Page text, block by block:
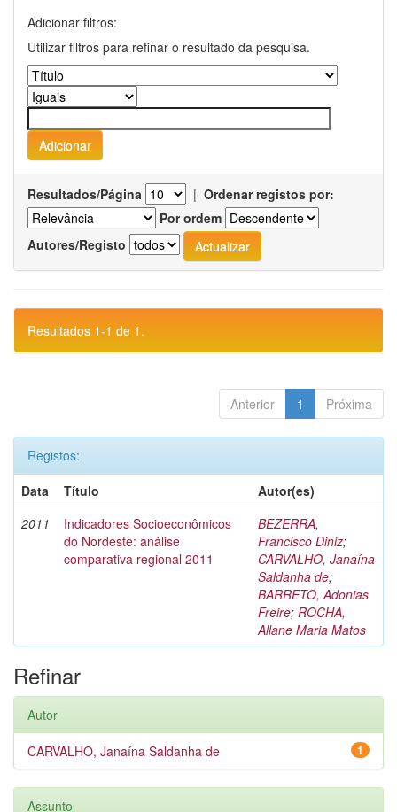
Adicionar filtros:
Utilizar filtros para refinar o resultado da pesquisa.
Resultados/Página | Ordenar registos por:
Por ordem
Autores/Registo
Resultados 1-1 de 1.
Anterior 1 Próxima
Registos:
Data
Título
Autor(es)
2011
Indicadores Socioeconômicos
do Nordeste: análise
comparativa regional 2011
BEZERRA,
Francisco Diniz;
CARVALHO, Janaína
Saldanha de;
BARRETO, Adonias
Freire; ROCHA,
Allane Maria Matos
Refinar
Autor
1
CARVALHO, Janaína Saldanha de
Assunto